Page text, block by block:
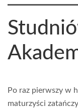
Po raz pierwszy w
maturzyści